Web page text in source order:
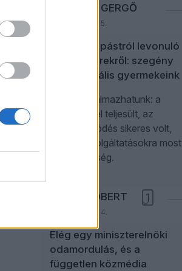
NEFELEJCS GERGŐ
2026. augusztus 5.
A politikai pástról levonuló
influenszerekről: szegény
paraszociális gyermekeink
Úgy is fogalmazhatunk: a
kampánycél teljesült, az
együttműködés sikeres volt,
további szolgáltatásokra most
nincs szükség.
NÉMETH RÓBERT
2026. augusztus 4.
1
Elég egy miniszterelnöki
odamordulás, és a
független közmédia